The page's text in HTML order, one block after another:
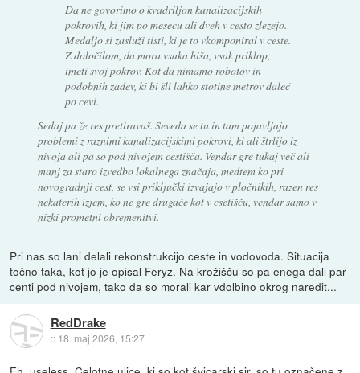
Da ne govorimo o kvadriljon kanalizacijskih
pokrovih, ki jim po mesecu ali dveh v cesto zlezejo.
Medaljo si zasluži tisti, ki je to vkomponiral v ceste.
Z določilom, da mora vsaka hiša, vsak priklop,
imeti svoj pokrov. Kot da nimamo robotov in
podobnih zadev, ki bi šli lahko stotine metrov daleč
po cevi.
Sedaj pa že res pretiravaš. Seveda se tu in tam pojavljajo
problemi z raznimi kanalizacijskimi pokrovi, ki ali štrlijo iz
nivoja ali pa so pod nivojem cestišča. Vendar gre tukaj več ali
manj za staro izvedbo lokalnega značaja, medtem ko pri
novogradnji cest, se vsi priključki izvajajo v pločnikih, razen res
nekaterih izjem, ko ne gre drugače kot v csetišču, vendar samo v
nizki prometni obremenitvi.
Pri nas so lani delali rekonstrukcijo ceste in vodovoda. Situacija
točno taka, kot jo je opisal Feryz. Na krožišču so pa enega dali par
centi pod nivojem, tako da so morali kar vdolbino okrog naredit...
RedDrake
:: 18. maj 2026, 15:27